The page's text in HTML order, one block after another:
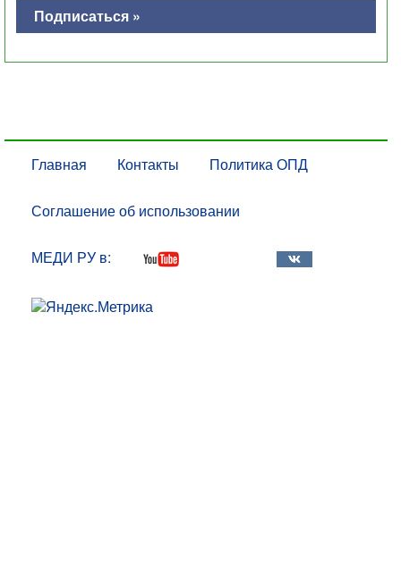
Подписаться »
Главная Контакты Политика ОПД
Соглашение об использовании
МЕДИ РУ в: